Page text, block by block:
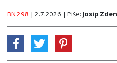
BN 298 | 2.7.2026 | Piše: Josip